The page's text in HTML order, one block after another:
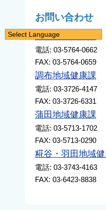
お問い合わせ
大森地域健康課
電話: 03-5764-0662
FAX: 03-5764-0659
調布地域健康課
電話: 03-3726-4147
FAX: 03-3726-6331
蒲田地域健康課
電話: 03-5713-1702
FAX: 03-5713-0290
糀谷・羽田地域
電話: 03-3743-4163
FAX: 03-6423-8838
Select Language
简体中文
繁體中文